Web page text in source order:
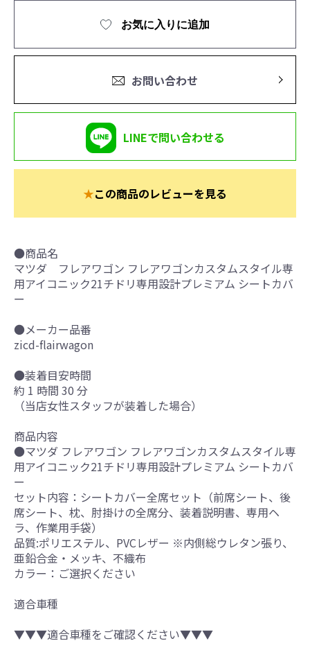
お気に入りに追加
お問い合わせ
LINEで問い合わせる
★この商品のレビューを見る
●商品名
マツダ フレアワゴン フレアワゴンカスタムスタイル専
用アイコニック21チドリ専用設計プレミアム シートカバ
ー
●メーカー品番
zicd-flairwagon
●装着目安時間
約 1 時間 30 分
（当店女性スタッフが装着した場合）
商品内容
●マツダ フレアワゴン フレアワゴンカスタムスタイル専
用アイコニック21チドリ専用設計プレミアム シートカバ
ー
セット内容：シートカバー全席セット（前席シート、後
席シート、枕、肘掛けの全席分、装着説明書、専用ヘ
ラ、作業用手袋）
品質:ポリエステル、PVCレザー ※内側総ウレタン張り、
亜鉛合金・メッキ、不織布
カラー：ご選択ください
適合車種
▼▼▼適合車種をご確認ください▼▼▼